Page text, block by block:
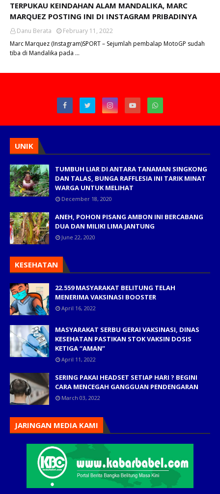
TERPUKAU KEINDAHAN ALAM MANDALIKA, MARC
MARQUEZ POSTING INI DI INSTAGRAM PRIBADINYA
Danu Berata
February 11, 2022
Marc Marquez (Instagram)SPORT – Sejumlah pembalap MotoGP sudah
tiba di Mandalika pada …
UNIK
TUMBUH LIAR DI ANTARA TANAMAN SINGKONG
DAN TALAS, BUNGA RAFFLESIA INI TARIK MINAT
WARGA UNTUK MELIHAT
December 18, 2020
ANEH, POHON PISANG AMBON INI BERCABANG
DUA DAN MILIKI LIMA JANTUNG
June 22, 2020
KESEHATAN
22.559 MASYARAKAT BELITUNG TELAH
MENERIMA VAKSINASI BOOSTER
April 16, 2022
MASYARAKAT SERBU GERAI VAKSINASI, DINAS
KESEHATAN PASTIKAN STOK VAKSIN DOSIS
KETIGA “AMAN”
April 11, 2022
SERING PAKAI HEADSET SETIAP HARI ? BEGINI
CARA MENCEGAH GANGGUAN PENDENGARAN
March 03, 2022
JARINGAN MEDIA KAMI